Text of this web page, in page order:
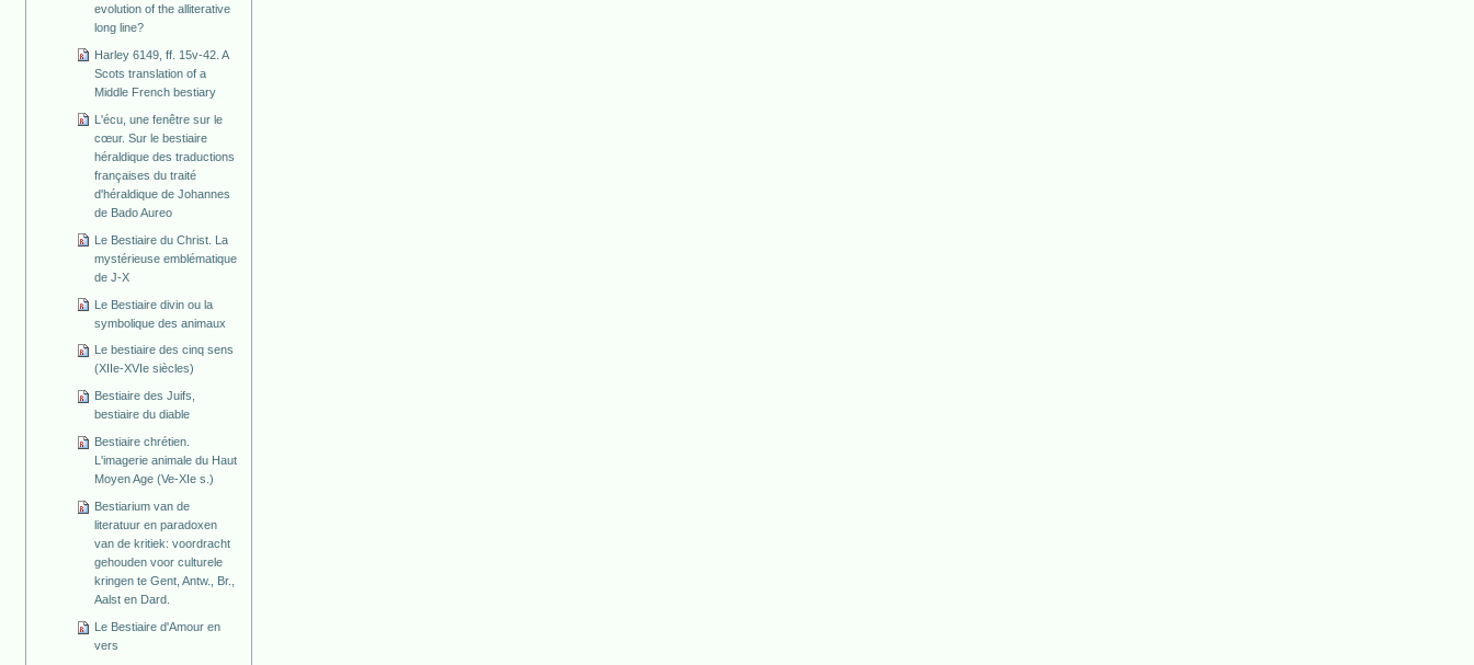
evolution of the alliterative
long line?
Harley 6149, ff. 15v-42. A
Scots translation of a
Middle French bestiary
L'écu, une fenêtre sur le
cœur. Sur le bestiaire
héraldique des traductions
françaises du traité
d'héraldique de Johannes
de Bado Aureo
Le Bestiaire du Christ. La
mystérieuse emblématique
de J-X
Le Bestiaire divin ou la
symbolique des animaux
Le bestiaire des cinq sens
(XIIe-XVIe siècles)
Bestiaire des Juifs,
bestiaire du diable
Bestiaire chrétien.
L'imagerie animale du Haut
Moyen Age (Ve-XIe s.)
Bestiarium van de
literatuur en paradoxen
van de kritiek: voordracht
gehouden voor culturele
kringen te Gent, Antw., Br.,
Aalst en Dard.
Le Bestiaire d'Amour en
vers